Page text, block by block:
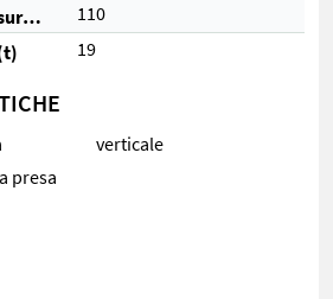
Lunghezza della fessura (cm)
110
19
verticale
presa